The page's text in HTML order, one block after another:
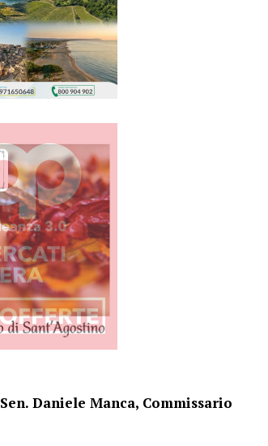
Sen. Daniele Manca, Commissario